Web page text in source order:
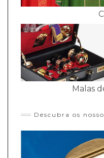
Malas
Descubra os